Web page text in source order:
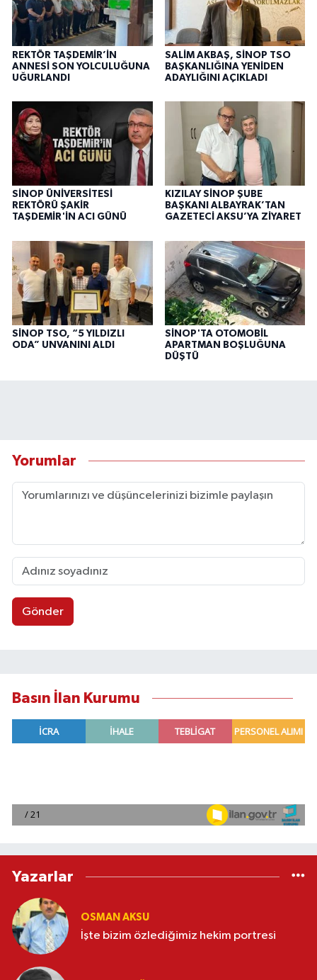
REKTÖR TAŞDEMİR’İN
ANNESİ SON YOLCULUĞUNA
UĞURLANDI
SALİM AKBAŞ, SİNOP TSO
BAŞKANLIĞINA YENİDEN
ADAYLIĞINI AÇIKLADI
SİNOP ÜNİVERSİTESİ
REKTÖRÜ ŞAKİR
TAŞDEMİR'İN ACI GÜNÜ
KIZILAY SİNOP ŞUBE
BAŞKANI ALBAYRAK’TAN
GAZETECİ AKSU’YA ZİYARET
SİNOP TSO, “5 YILDIZLI
ODA” UNVANINI ALDI
SİNOP'TA OTOMOBİL
APARTMAN BOŞLUĞUNA
DÜŞTÜ
Yorumlar
Gönder
Basın İlan Kurumu
Yazarlar
OSMAN AKSU
İşte bizim özlediğimiz hekim portresi